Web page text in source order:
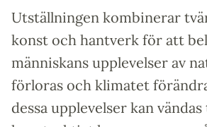
Utställningen kombinerar
konst och hantverk för att
människans upplevelser av
förloras och klimatet
dessa upplevelser kan